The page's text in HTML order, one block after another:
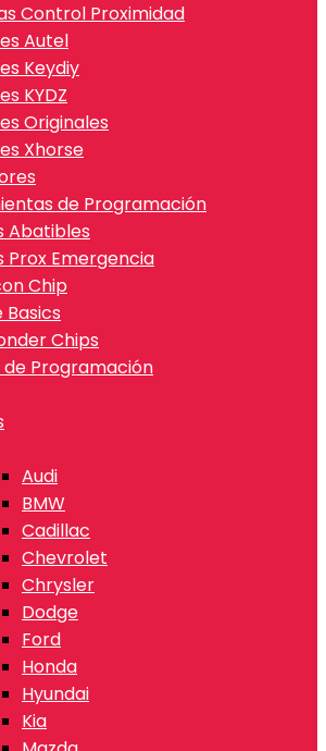
Control Proximidad
Autel
Keydiy
KYDZ
Originales
Xhorse
de Programación
Abatibles
Prox Emergencia
Chip
Basics
Chips
de Programación
Audi
BMW
Cadillac
Chevrolet
Chrysler
Dodge
Ford
Honda
Hyundai
Kia